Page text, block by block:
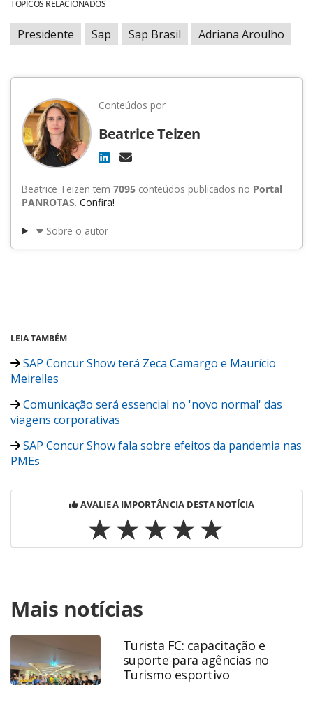
TÓPICOS RELACIONADOS
Presidente Sap Sap Brasil Adriana Aroulho
Conteúdos por
Beatrice Teizen
Beatrice Teizen tem 7095 conteúdos publicados no Portal
PANROTAS. Confira!
Sobre o autor
LEIA TAMBÉM
SAP Concur Show terá Zeca Camargo e Maurício
Meirelles
Comunicação será essencial no 'novo normal' das
viagens corporativas
SAP Concur Show fala sobre efeitos da pandemia nas
PMEs
AVALIE A IMPORTÂNCIA DESTA NOTÍCIA
https://www.panrotas.com.br/viagens-
corporativas/gente/2020/07/adriana-aroulho-e-a-nova-
presidente-da-sap-brasil_175544.html ou as ferramentas
oferecidas na página. Todo o conteúdo produzido pela
PANROTAS Editora é protegido pela legislação brasileira
sobre direito autoral. Não reproduza o conteúdo sem
Mais notícias
Turista FC: capacitação e
suporte para agências no
Turismo esportivo